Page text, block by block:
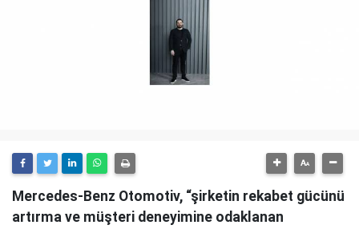
Mercedes-Benz Otomotiv, “şirketin rekabet gücünü
artırma ve müşteri deneyimine odaklanan